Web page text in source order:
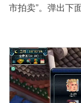
市拍卖”。弹出下